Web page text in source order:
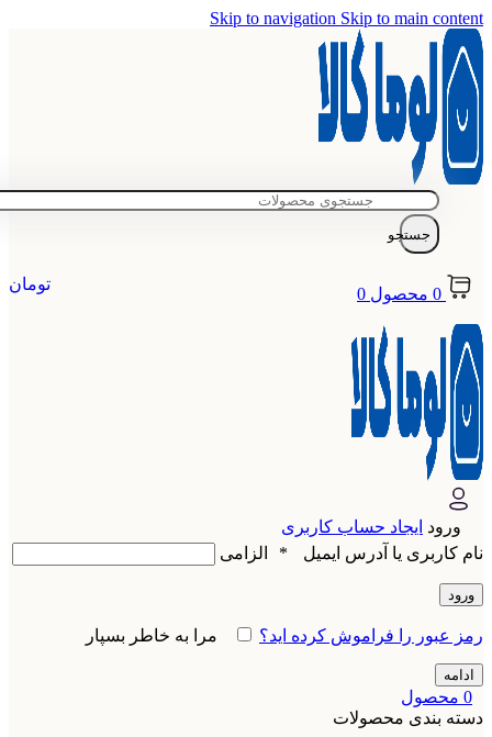
Skip to navigation Skip to main content
جستجو
0 محصول 0
تومان
ورود ایجاد حساب کاربری
نام کاربری یا آدرس ایمیل
* الزامی
ورود
رمز عبور را فراموش کرده اید؟ مرا به خاطر بسپار
ادامه
0 محصول
دسته بندی محصولات